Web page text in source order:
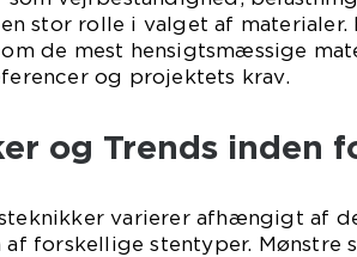
stor rolle i valget af
de mest hensigtsmæssige
og projektets krav.
og Trends inden
varierer afhængigt af
af forskellige stentyper. Mønstre